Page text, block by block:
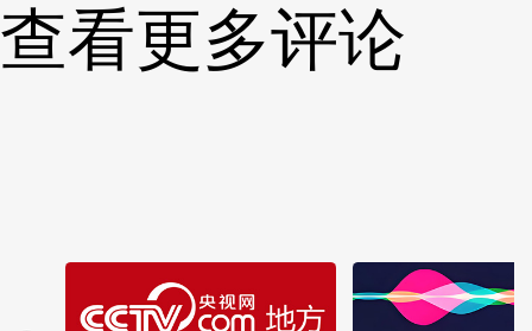
查看更多评论